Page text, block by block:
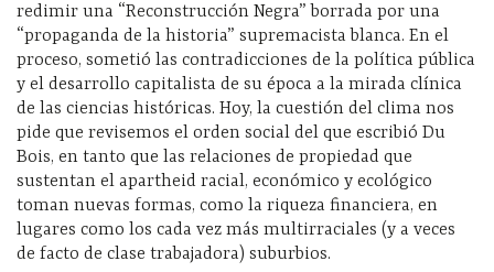
redimir una “Reconstrucción Negra” borrada por una
“propaganda de la historia” supremacista blanca. En el
proceso, sometió las contradicciones de la política pública
y el desarrollo capitalista de su época a la mirada clínica
de las ciencias históricas. Hoy, la cuestión del clima nos
pide que revisemos el orden social del que escribió Du
Bois, en tanto que las relaciones de propiedad que
sustentan el apartheid racial, económico y ecológico
toman nuevas formas, como la riqueza financiera, en
lugares como los cada vez más multirraciales (y a veces
de facto de clase trabajadora) suburbios.